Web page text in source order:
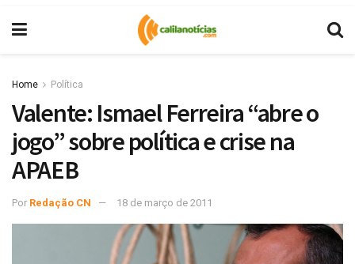
Home Política
Valente: Ismael Ferreira “abre o
jogo” sobre política e crise na
APAEB
Por Redação CN 18 de março de 2011